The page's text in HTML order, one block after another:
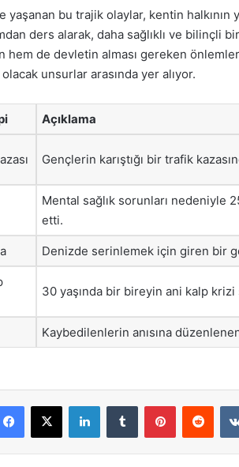
yaşanan bu trajik olaylar, kentin halkının
ders alarak, daha sağlıklı ve bilinçli
hem de devletin alması gereken
olacak unsurlar arasında yer alıyor.
Açıklama
Gençlerin karıştığı bir trafik
Mental sağlık sorunları nedeniyle
etti.
Denizde serinlemek için giren bir
30 yaşında bir bireyin ani kalp krizi
Kaybedilenlerin anısına
Facebook
X LinkedInTumblr Pinterest